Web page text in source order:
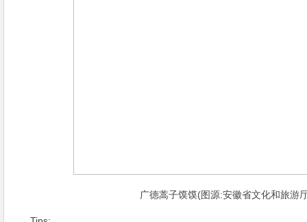
广德蒿子馍馍(图源:安徽省文化和旅游